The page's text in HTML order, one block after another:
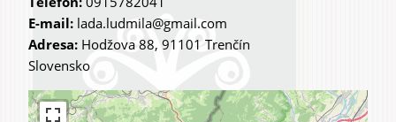
E-mail: lada.ludmila@gmail.com
Adresa: Hodžova 88, 91101 Trenčín
Slovensko